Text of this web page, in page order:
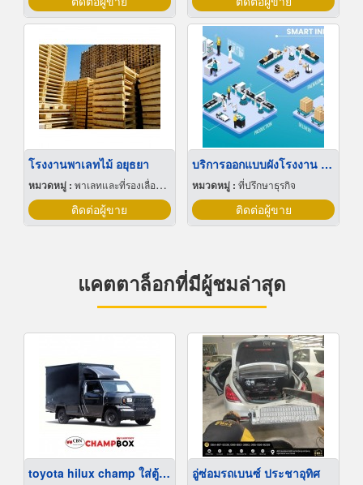
โรงงานพาเลทไม้ อยุธยา
หมวดหมู่ : พาเลทและที่รองเลื่อนกะบะ
ติดต่อผู้ขาย
บริการออกแบบผังโรงงาน Lay out
หมวดหมู่ : ที่ปรึกษาธุรกิจ
ติดต่อผู้ขาย
แคตตาล็อกที่มีผู้ชมล่าสุด
toyota hilux champ ใส่ตู้ทึบ อู่ซ่อมรถเบนซ์ ประชาอุทิศ